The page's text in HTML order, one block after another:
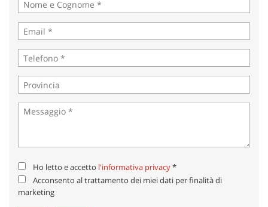
Ho letto e accetto l'informativa privacy*
Acconsento al trattamento dei miei dati per finalità di
marketing